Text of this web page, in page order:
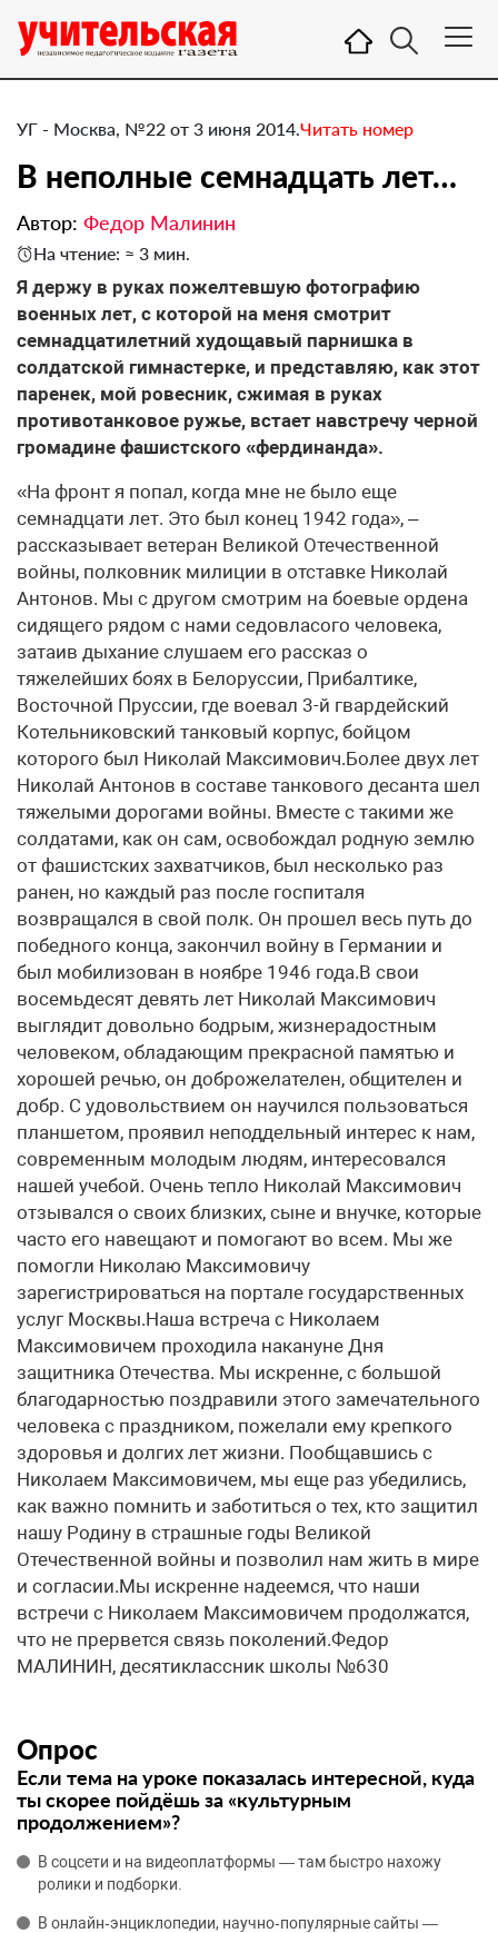
УГ - Москва, №22 от 3 июня 2014.Читать номер
В неполные семнадцать лет…
Автор: Федор Малинин
На чтение: ≈ 3 мин.
Я держу в руках пожелтевшую фотографию
военных лет, с которой на меня смотрит
семнадцатилетний худощавый парнишка в
солдатской гимнастерке, и представляю, как этот
паренек, мой ровесник, сжимая в руках
противотанковое ружье, встает навстречу черной
громадине фашистского «фердинанда».
«На фронт я попал, когда мне не было еще
семнадцати лет. Это был конец 1942 года», –
рассказывает ветеран Великой Отечественной
войны, полковник милиции в отставке Николай
Антонов. Мы с другом смотрим на боевые ордена
сидящего рядом с нами седовласого человека,
затаив дыхание слушаем его рассказ о
тяжелейших боях в Белоруссии, Прибалтике,
Восточной Пруссии, где воевал 3-й гвардейский
Котельниковский танковый корпус, бойцом
которого был Николай Максимович.Более двух лет
Николай Антонов в составе танкового десанта шел
тяжелыми дорогами войны. Вместе с такими же
солдатами, как он сам, освобождал родную землю
от фашистских захватчиков, был несколько раз
ранен, но каждый раз после госпиталя
возвращался в свой полк. Он прошел весь путь до
победного конца, закончил войну в Германии и
был мобилизован в ноябре 1946 года.В свои
восемьдесят девять лет Николай Максимович
выглядит довольно бодрым, жизнерадостным
человеком, обладающим прекрасной памятью и
хорошей речью, он доброжелателен, общителен и
добр. С удовольствием он научился пользоваться
планшетом, проявил неподдельный интерес к нам,
современным молодым людям, интересовался
нашей учебой. Очень тепло Николай Максимович
отзывался о своих близких, сыне и внучке, которые
часто его навещают и помогают во всем. Мы же
помогли Николаю Максимовичу
зарегистрироваться на портале государственных
услуг Москвы.Наша встреча с Николаем
Максимовичем проходила накануне Дня
защитника Отечества. Мы искренне, с большой
благодарностью поздравили этого замечательного
человека с праздником, пожелали ему крепкого
здоровья и долгих лет жизни. Пообщавшись с
Николаем Максимовичем, мы еще раз убедились,
как важно помнить и заботиться о тех, кто защитил
нашу Родину в страшные годы Великой
Отечественной войны и позволил нам жить в мире
и согласии.Мы искренне надеемся, что наши
встречи с Николаем Максимовичем продолжатся,
что не прервется связь поколений.Федор
МАЛИНИН, десятиклассник школы №630
Опрос
Если тема на уроке показалась интересной, куда
ты скорее пойдёшь за «культурным
продолжением»?
В соцсети и на видеоплатформы — там быстро нахожу
ролики и подборки.
В онлайн‑энциклопедии, научно‑популярные сайты —